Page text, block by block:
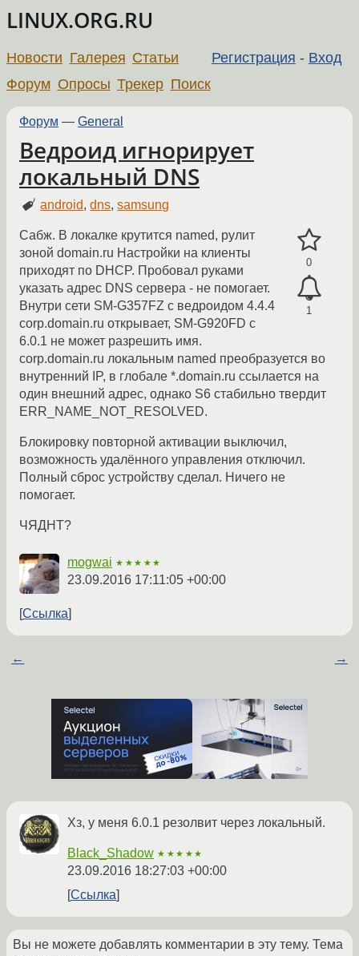
LINUX.ORG.RU
Регистрация - Вход
Новости Галерея Статьи
Форум Опросы Трекер Поиск
Форум — General
Ведроид игнорирует
локальный DNS
android,dns,samsung
0
1
Сабж. В локалке крутится named, рулит
зоной domain.ru Настройки на клиенты
приходят по DHCP. Пробовал руками
указать адрес DNS сервера - не помогает.
Внутри сети SM-G357FZ с ведроидом 4.4.4
corp.domain.ru открывает, SM-G920FD с
6.0.1 не может разрешить имя.
corp.domain.ru локальным named преобразуется во
внутренний IP, в глобале *.domain.ru ссылается на
один внешний адрес, однако S6 стабильно твердит
ERR_NAME_NOT_RESOLVED.
Блокировку повторной активации выключил,
возможность удалённого управления отключил.
Полный сброс устройству сделал. Ничего не
помогает.
ЧЯДНТ?
mogwai ★★★★★
23.09.2016 17:11:05 +00:00
Ссылка
← →
Хз, у меня 6.0.1 резолвит через локальный.
Black_Shadow ★★★★★
23.09.2016 18:27:03 +00:00
Ссылка
Вы не можете добавлять комментарии в эту тему. Тема